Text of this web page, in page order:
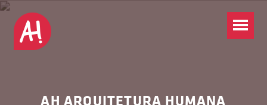
AH ARQUITETURA HUMANA